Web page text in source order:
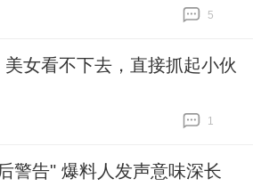
5
女看不下去，直接抓起小伙
1
警告" 爆料人发声意味深长